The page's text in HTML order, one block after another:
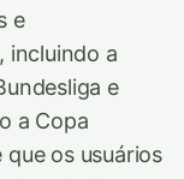
e
incluindo a
e
a Copa
os usuários